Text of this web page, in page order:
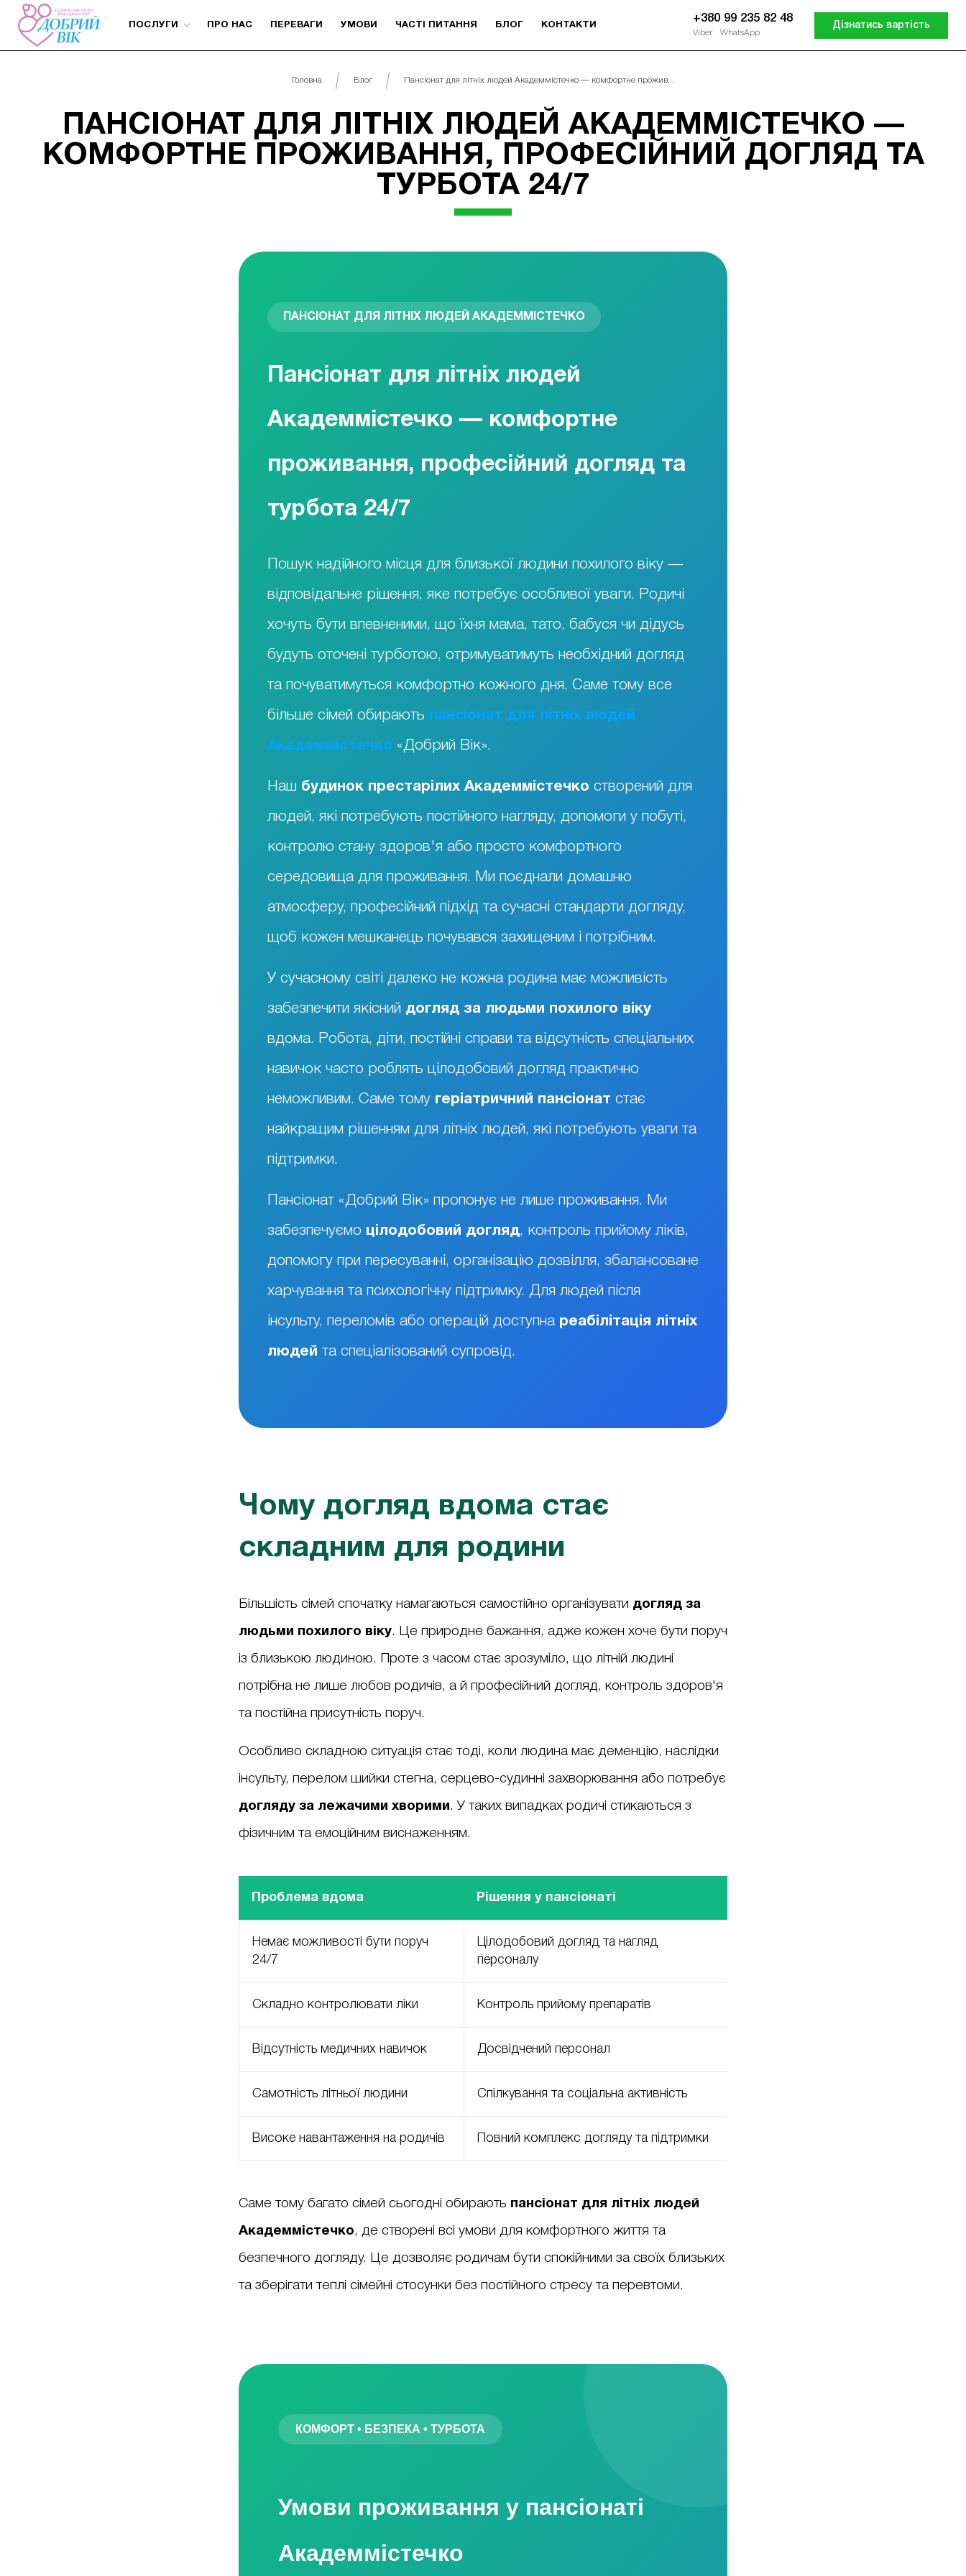
ПОСЛУГИ ПРО НАС ПЕРЕВАГИ УМОВИ ЧАСТІ ПИТАННЯ БЛОГ КОНТАКТИ
+380 99 235 82 48
Viber WhatsApp
Дізнатись вартість
Головна Блог Пансіонат для літніх людей Академмістечко — комфортне прожив...
ПАНСІОНАТ ДЛЯ ЛІТНІХ ЛЮДЕЙ АКАДЕММІСТЕЧКО —
КОМФОРТНЕ ПРОЖИВАННЯ, ПРОФЕСІЙНИЙ ДОГЛЯД ТА
ТУРБОТА 24/7
ПАНСІОНАТ ДЛЯ ЛІТНІХ ЛЮДЕЙ АКАДЕММІСТЕЧКО
Пансіонат для літніх людей
Академмістечко — комфортне
проживання, професійний догляд та
турбота 24/7
Пошук надійного місця для близької людини похилого віку —
відповідальне рішення, яке потребує особливої уваги. Родичі
хочуть бути впевненими, що їхня мама, тато, бабуся чи дідусь
будуть оточені турботою, отримуватимуть необхідний догляд
та почуватимуться комфортно кожного дня. Саме тому все
більше сімей обирають пансіонат для літніх людей
Академмістечко «Добрий Вік».
Наш будинок престарілих Академмістечко створений для
людей, які потребують постійного нагляду, допомоги у побуті,
контролю стану здоров'я або просто комфортного
середовища для проживання. Ми поєднали домашню
атмосферу, професійний підхід та сучасні стандарти догляду,
щоб кожен мешканець почувався захищеним і потрібним.
У сучасному світі далеко не кожна родина має можливість
забезпечити якісний догляд за людьми похилого віку
вдома. Робота, діти, постійні справи та відсутність спеціальних
навичок часто роблять цілодобовий догляд практично
неможливим. Саме тому геріатричний пансіонат стає
найкращим рішенням для літніх людей, які потребують уваги та
підтримки.
Пансіонат «Добрий Вік» пропонує не лише проживання. Ми
забезпечуємо цілодобовий догляд, контроль прийому ліків,
допомогу при пересуванні, організацію дозвілля, збалансоване
харчування та психологічну підтримку. Для людей після
інсульту, переломів або операцій доступна реабілітація літніх
людей та спеціалізований супровід.
Чому догляд вдома стає
складним для родини
Більшість сімей спочатку намагаються самостійно організувати догляд за
людьми похилого віку. Це природне бажання, адже кожен хоче бути поруч
із близькою людиною. Проте з часом стає зрозуміло, що літній людині
потрібна не лише любов родичів, а й професійний догляд, контроль здоров'я
та постійна присутність поруч.
Особливо складною ситуація стає тоді, коли людина має деменцію, наслідки
інсульту, перелом шийки стегна, серцево-судинні захворювання або потребує
догляду за лежачими хворими. У таких випадках родичі стикаються з
фізичним та емоційним виснаженням.
Проблема вдома Рішення у пансіонаті
Немає можливості бути поруч
24/7
Цілодобовий догляд та нагляд
персоналу
Складно контролювати ліки Контроль прийому препаратів
Відсутність медичних навичок Досвідчений персонал
Самотність літньої людини Спілкування та соціальна активність
Високе навантаження на родичів Повний комплекс догляду та підтримки
Саме тому багато сімей сьогодні обирають пансіонат для літніх людей
Академмістечко, де створені всі умови для комфортного життя та
безпечного догляду. Це дозволяє родичам бути спокійними за своїх близьких
та зберігати теплі сімейні стосунки без постійного стресу та перевтоми.
КОМФОРТ • БЕЗПЕКА • ТУРБОТА
Умови проживання у пансіонаті
Академмістечко